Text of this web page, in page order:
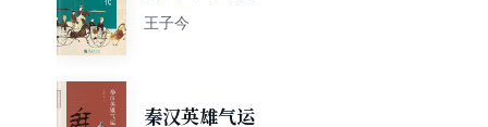
王子今
秦汉英雄气运